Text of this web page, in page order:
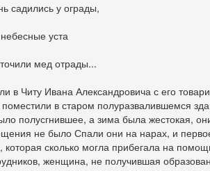
садились у ограды,
уста
мед отрады...
в Читу Ивана Александровича с его
в старом полуразвалившемся
полусгнившее, а зима была жестокая,
не было Спали они на нарах, и
которая сколько могла прибегала на
женщина, не получившая